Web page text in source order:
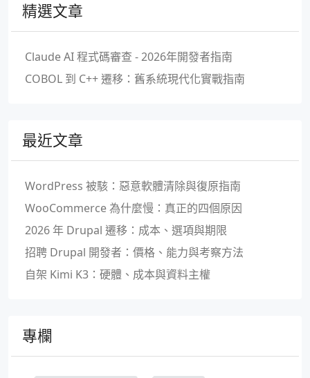
精選文章
Claude AI 程式碼審查 - 2026年開發者指南
COBOL 到 C++ 遷移：舊系統現代化實戰指南
最近文章
WordPress 被駭：惡意軟體清除與復原指南
WooCommerce 為什麼慢：真正的四個原因
2026 年 Drupal 遷移：成本、選項與期限
招聘 Drupal 開發者：價格、能力與考察方法
自架 Kimi K3：硬體、成本與資料主權
專欄